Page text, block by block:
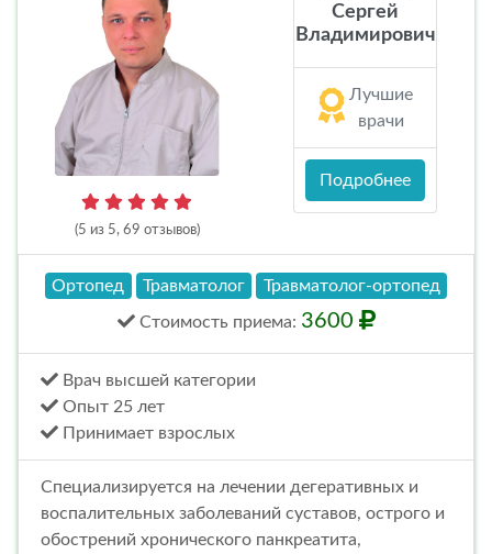
(5 из 5, 69 отзывов)
Сергей
Владимирович
Лучшие
врачи
Подробнее
Ортопед Травматолог Травматолог-ортопед
Стоимость приема: 3600
Врач высшей категории
Опыт 25 лет
Принимает взрослых
Специализируется на лечении дегеративных и
воспалительных заболеваний суставов, острого и
обострений хронического панкреатита,